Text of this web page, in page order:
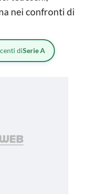
nei confronti di
diSerie A